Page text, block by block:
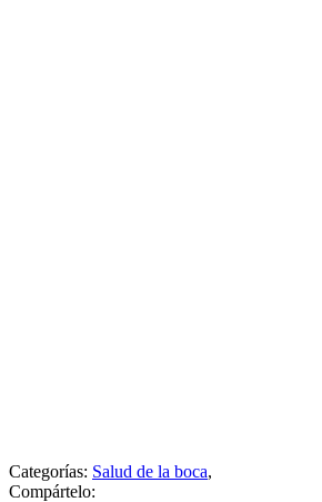
Categorías: Salud de la boca,
Compártelo: